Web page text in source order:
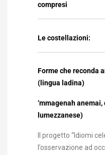
compresi
Le costellazioni:
Forme che reconda
(lingua ladina)
‘mmagenah
lumezzanese)
Il progetto “Idiomi
l’osservazione ad